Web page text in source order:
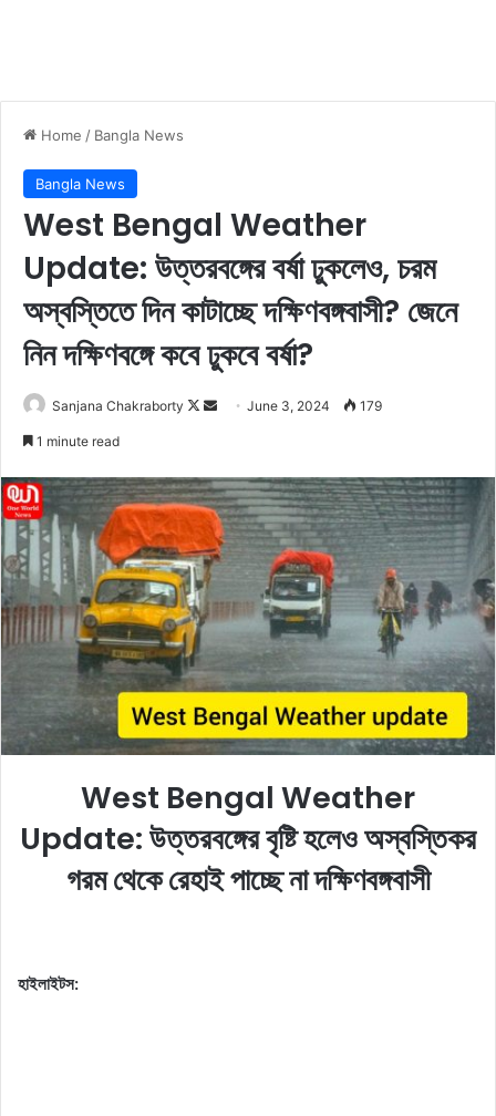
Home / Bangla News
Bangla News
West Bengal Weather
Update: উত্তরবঙ্গের বর্ষা ঢুকলেও, চরম
অস্বস্তিতে দিন কাটাচ্ছে দক্ষিণবঙ্গবাসী? জেনে
নিন দক্ষিণবঙ্গে কবে ঢুকবে বর্ষা?
Sanjana Chakraborty
F
l
o
o
n
X
d
a
n
e
a
June 3, 2024 179
1 minute read
West Bengal Weather
Update: উত্তরবঙ্গের বৃষ্টি হলেও অস্বস্তিকর
গরম থেকে রেহাই পাচ্ছে না দক্ষিণবঙ্গবাসী
হাইলাইটস: